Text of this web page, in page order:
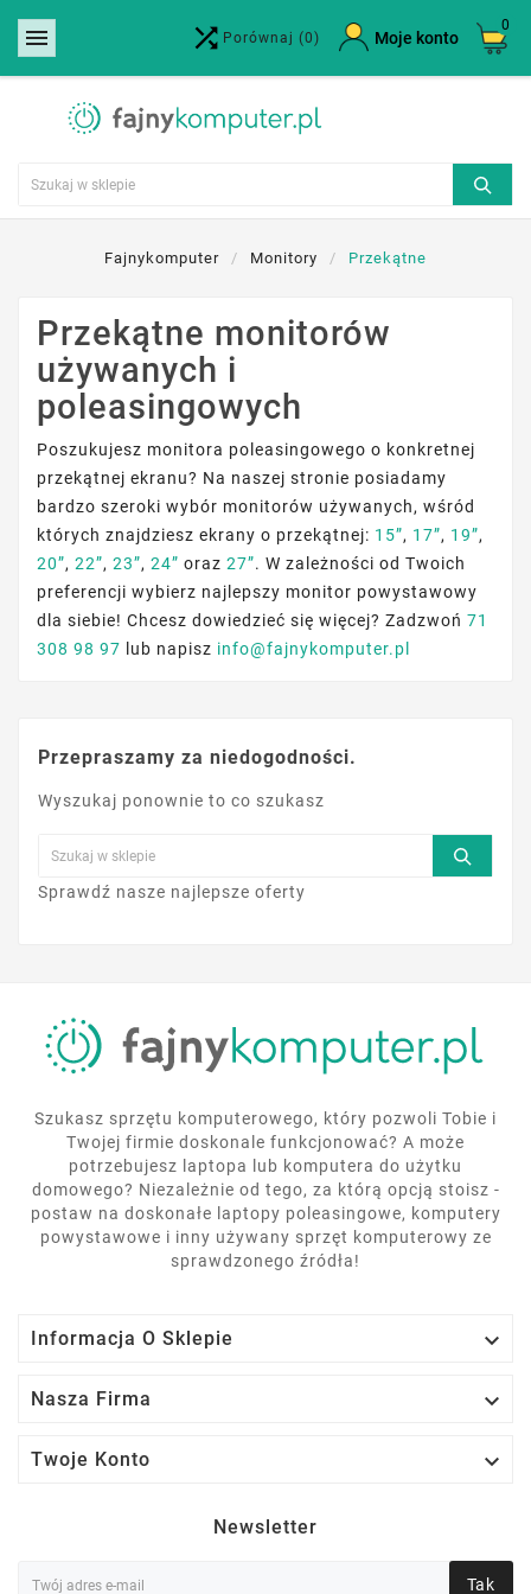
  Porównaj (0) Moje konto
0
Fajnykomputer Monitory Przekątne
Przekątne monitorów
używanych i
poleasingowych
Poszukujesz monitora poleasingowego o konkretnej
przekątnej ekranu? Na naszej stronie posiadamy
bardzo szeroki wybór monitorów używanych, wśród
których znajdziesz ekrany o przekątnej: 15”, 17”, 19”,
20”, 22”, 23”, 24” oraz 27”. W zależności od Twoich
preferencji wybierz najlepszy monitor powystawowy
dla siebie! Chcesz dowiedzieć się więcej? Zadzwoń 71
308 98 97 lub napisz info@fajnykomputer.pl
Przepraszamy za niedogodności.
Wyszukaj ponownie to co szukasz
Sprawdź nasze najlepsze oferty
Szukasz sprzętu komputerowego, który pozwoli Tobie i
Twojej firmie doskonale funkcjonować? A może
potrzebujesz laptopa lub komputera do użytku
domowego? Niezależnie od tego, za którą opcją stoisz -
postaw na doskonałe laptopy poleasingowe, komputery
powystawowe i inny używany sprzęt komputerowy ze
sprawdzonego źródła!
Informacja O Sklepie 
Nasza Firma 
Twoje Konto 
Newsletter
Tak
Utwórz listę życzeń ×
Nazwa listy życzeń
Anuluj Utwórz listę życzeń